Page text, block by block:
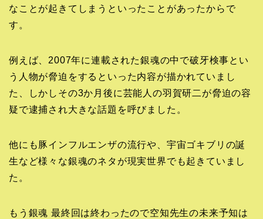
なことが起きてしまうといったことがあったからで
す。
例えば、2007年に連載された銀魂の中で破牙検事とい
う人物が脅迫をするといった内容が描かれていまし
た、しかしその3か月後に芸能人の羽賀研二が脅迫の容
疑で逮捕され大きな話題を呼びました。
他にも豚インフルエンザの流行や、宇宙ゴキブリの誕
生など様々な銀魂のネタが現実世界でも起きていまし
た。
もう銀魂 最終回は終わったので空知先生の未来予知は